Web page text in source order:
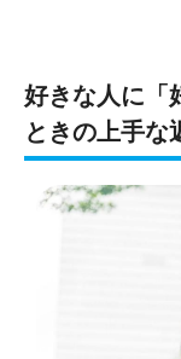
好きな人に「
ときの上手な